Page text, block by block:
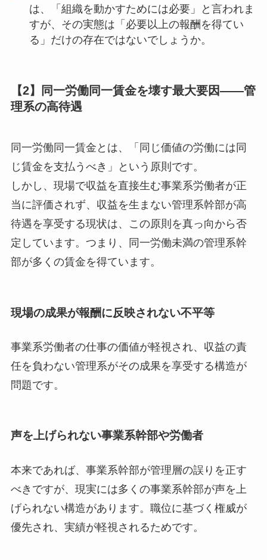
は、「組織を動かすためには必要」と言われま
すが、その実態は「必要以上の報酬を得てい
る」だけの存在ではないでしょうか。
【2】同一労働同一賃金を壊す最大要因――管
理系の高待遇
同一労働同一賃金とは、「同じ価値の労働には同
じ賃金を支払うべき」という原則です。
しかし、現場で収益を直接生む事業系労働者が正
当に評価されず、収益を生まない管理系幹部が高
待遇を享受する現状は、この原則を真っ向から否
定しています。つまり、同一労働未満の管理系幹
部が多くの賃金を得ています。
現場の成果が報酬に反映されない不平等
事業系労働者の仕事の価値が軽視され、収益の責
任を負わない管理系がその成果を享受する構造が
問題です。
声を上げられない事業系幹部や労働者
本来であれば、事業系幹部が管理層の誤りを正す
べきですが、現実には多くの事業系幹部が声を上
げられない構造があります。職位に基づく権威が
優先され、実績が軽視されるためです。